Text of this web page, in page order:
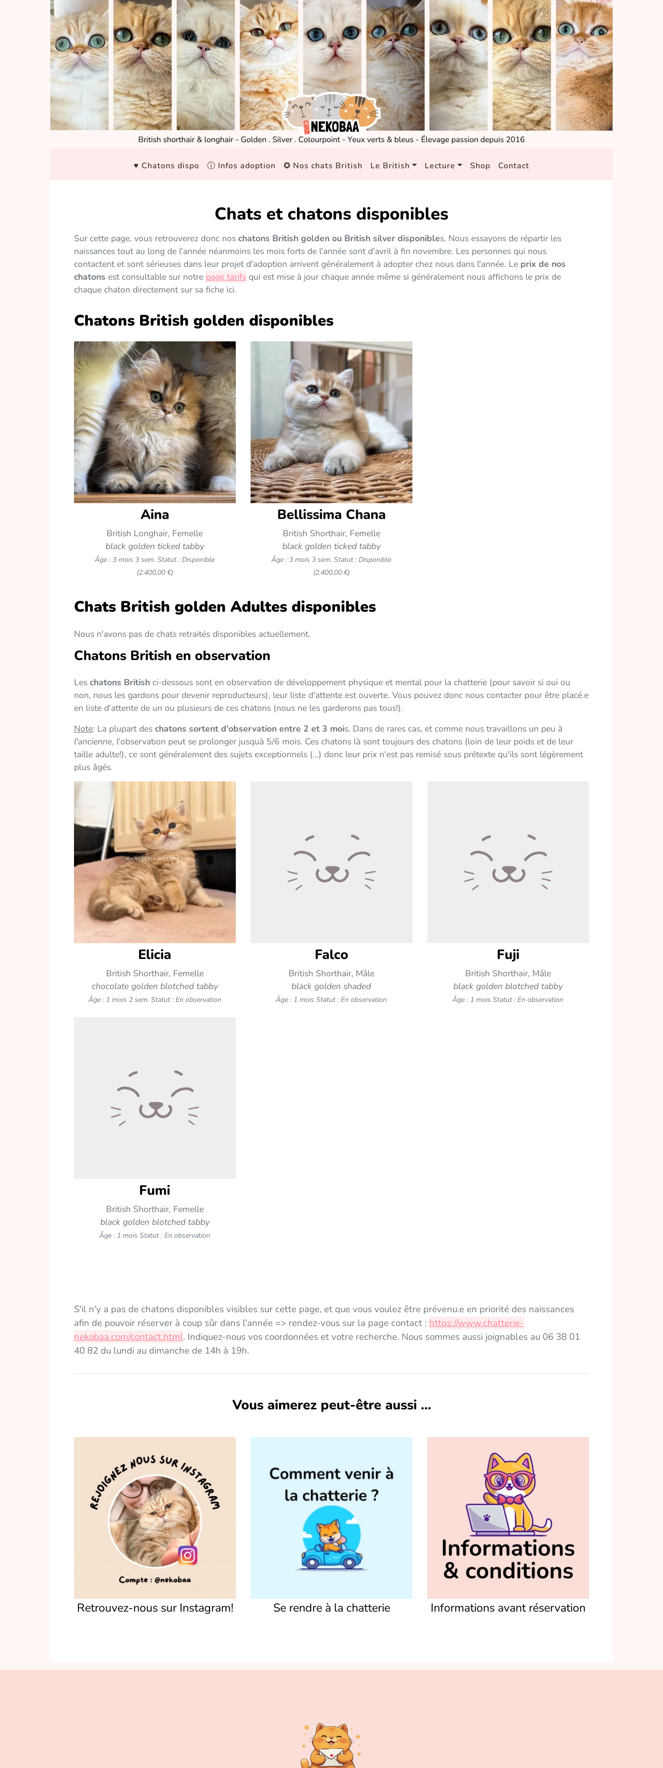
♥ Chatons dispo ⓘ Infos adoption ✪ Nos chats British Le British Lecture Shop Contact
Chats et chatons disponibles
Sur cette page, vous retrouverez donc nos chatons British golden ou British silver disponibles. Nous essayons de répartir les
naissances tout au long de l'année néanmoins les mois forts de l'année sont d'avril à fin novembre. Les personnes qui nous
contactent et sont sérieuses dans leur projet d'adoption arrivent généralement à adopter chez nous dans l'année. Le prix de nos
chatons est consultable sur notre page tarifs qui est mise à jour chaque année même si généralement nous affichons le prix de
chaque chaton directement sur sa fiche ici.
Chatons British golden disponibles
Aina
British Longhair, Femelle
black golden ticked tabby
Âge : 3 mois 3 sem.Statut : Disponible
(2.400,00 €)
Bellissima Chana
British Shorthair, Femelle
black golden ticked tabby
Âge : 3 mois 3 sem.Statut : Disponible
(2.400,00 €)
Chats British golden Adultes disponibles
Nous n'avons pas de chats retraités disponibles actuellement.
Chatons British en observation
Les chatons British ci-dessous sont en observation de développement physique et mental pour la chatterie (pour savoir si oui ou
non, nous les gardons pour devenir reproducteurs), leur liste d'attente est ouverte. Vous pouvez donc nous contacter pour être placé.e
en liste d'attente de un ou plusieurs de ces chatons (nous ne les garderons pas tous!).
Note: La plupart des chatons sortent d'observation entre 2 et 3 mois. Dans de rares cas, et comme nous travaillons un peu à
l'ancienne, l'observation peut se prolonger jusquà 5/6 mois. Ces chatons là sont toujours des chatons (loin de leur poids et de leur
taille adulte!), ce sont généralement des sujets exceptionnels (...) donc leur prix n'est pas remisé sous prétexte qu'ils sont légèrement
plus âgés.
Elicia
British Shorthair, Femelle
chocolate golden blotched tabby
Âge : 1 mois 2 sem. Statut : En observation
Falco
British Shorthair, Mâle
black golden shaded
Âge : 1 moisStatut : En observation
Fuji
British Shorthair, Mâle
black golden blotched tabby
Âge : 1 moisStatut : En observation
Fumi
British Shorthair, Femelle
black golden blotched tabby
Âge : 1 moisStatut : En observation
S'il n'y a pas de chatons disponibles visibles sur cette page, et que vous voulez être prévenu.e en priorité des naissances
afin de pouvoir réserver à coup sûr dans l'année => rendez-vous sur la page contact : https://www.chatterie-
nekobaa.com/contact.html. Indiquez-nous vos coordonnées et votre recherche. Nous sommes aussi joignables au 06 38 01
40 82 du lundi au dimanche de 14h à 19h.
Vous aimerez peut-être aussi ...
Retrouvez-nous sur Instagram! Se rendre à la chatterie Informations avant réservation